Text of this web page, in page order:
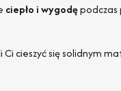
ciepło i wygodępodczas
cieszyć się solidnym